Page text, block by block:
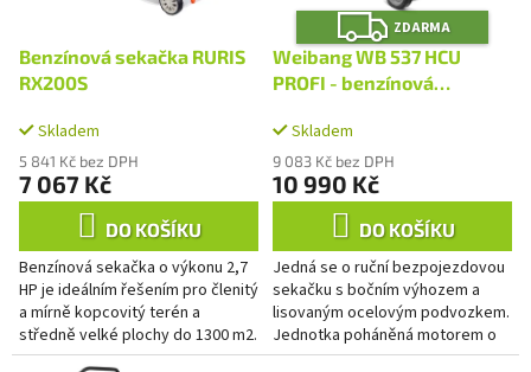
d
u
t
ů
Benzínová sekačka RURIS
RX200S
Skladem
5 841 Kč bez DPH
7 067 Kč
DO KOŠÍKU
Benzínová sekačka o výkonu 2,7
HP je ideálním řešením pro členitý
a mírně kopcovitý terén a
středně velké plochy do 1300 m2.
Z
D
A
R
M
ZDARMA
Weibang WB 537 HCU
PROFI - benzínová
Skladem
9 083 Kč bez DPH
10 990 Kč
DO KOŠÍKU
Jedná se o ruční bezpojezdovou
sekačku s bočním výhozem a
lisovaným ocelovým podvozkem.
Jednotka poháněná motorem o
výkonu 3,1 kW, vybaveným